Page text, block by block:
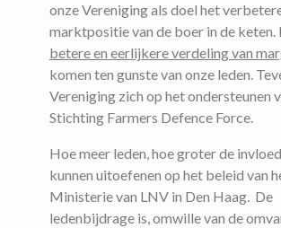
onze Vereniging als doel het
marktpositie van de boer in de keten.
betere en eerlijkere verdeling van
komen ten gunste van onze leden.
Vereniging zich op het ondersteunen
Stichting Farmers Defence Force.
Hoe meer leden, hoe groter de
kunnen uitoefenen op het beleid van
Ministerie van LNV in Den Haag. De
ledenbijdrage is, omwille van de